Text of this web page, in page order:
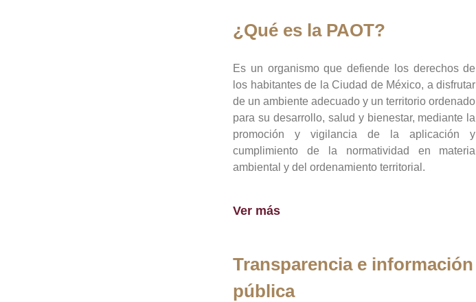
¿Qué es la PAOT?
Es un organismo que defiende los derechos de
los habitantes de la Ciudad de México, a disfrutar
de un ambiente adecuado y un territorio ordenado
para su desarrollo, salud y bienestar, mediante la
promoción y vigilancia de la aplicación y
cumplimiento de la normatividad en materia
ambiental y del ordenamiento territorial.
Ver más
Transparencia e información
pública